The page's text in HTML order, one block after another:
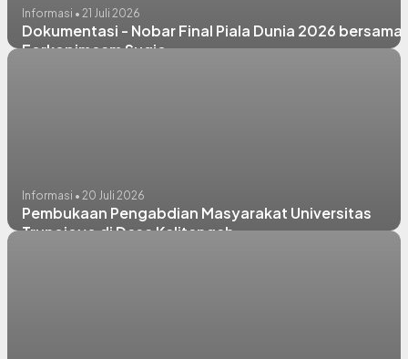
Informasi • 21 Juli 2026
Dokumentasi - Nobar Final Piala Dunia 2026 bersama
Forkopimcam Sugio
Informasi • 20 Juli 2026
Pembukaan Pengabdian Masyarakat Universitas
Trunojoyo di Desa Kalitengah